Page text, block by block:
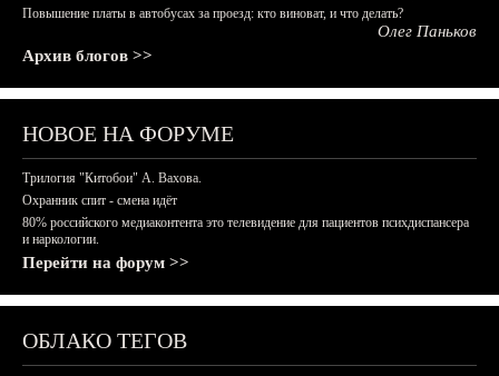
Повышение платы в автобусах за проезд: кто виноват, и что делать?
Олег Паньков
Архив блогов >>
НОВОЕ НА ФОРУМЕ
Трилогия "Китобои" А. Вахова.
Охранник спит - смена идёт
80% российского медиаконтента это телевидение для пациентов психдиспансера
и наркологии.
Перейти на форум >>
ОБЛАКО ТЕГОВ